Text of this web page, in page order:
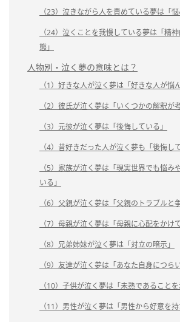
（23）泣きながら人を責めている夢は「悩
（24）泣くことを我慢している夢は「精
態」
人物別・泣く夢の意味とは？
（1）好きな人が泣く夢は「好きな人が悩
（2）彼氏が泣く夢は「いくつかの解釈が
（3）元彼が泣く夢は「後悔している」
（4）昔好きだった人が泣く夢も「後悔し
（5）家族が泣く夢は「現実世界でも悩み
いる」
（6）父親が泣く夢は「父親のトラブルと
（7）母親が泣く夢は「母親に心配をかけ
（8）兄弟姉妹が泣く夢は「対立の暗示」
（9）友達が泣く夢は「あなた自身につら
（10）子供が泣く夢は「未熟であることを
（11）男性が泣く夢は「男性から好意を持